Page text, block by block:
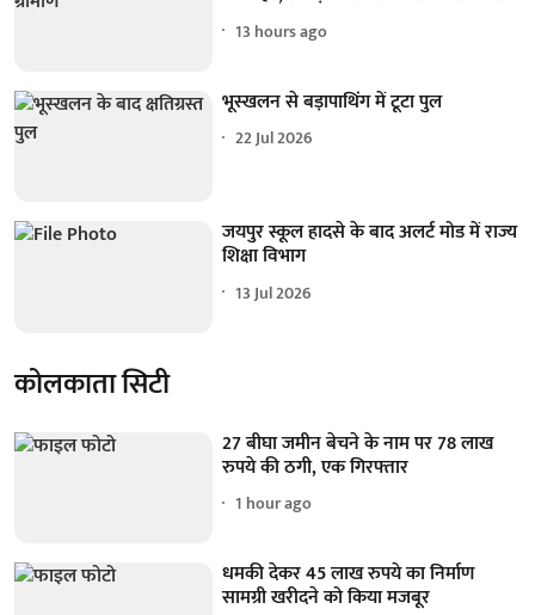
13 hours ago
भूस्खलन से बड़ापाथिंग में टूटा पुल
22 Jul 2026
जयपुर स्कूल हादसे के बाद अलर्ट मोड में राज्य
शिक्षा विभाग
13 Jul 2026
कोलकाता सिटी
27 बीघा जमीन बेचने के नाम पर 78 लाख
रुपये की ठगी, एक गिरफ्तार
1 hour ago
धमकी देकर 45 लाख रुपये का निर्माण
सामग्री खरीदने को किया मजबूर